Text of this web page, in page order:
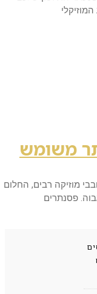
משומש
מוזיקה רבים, החלום
פסנתרים